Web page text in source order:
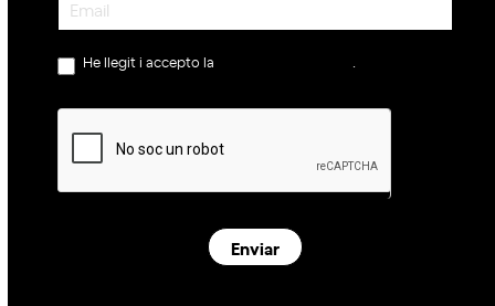
He llegit i accepto la
Enviar